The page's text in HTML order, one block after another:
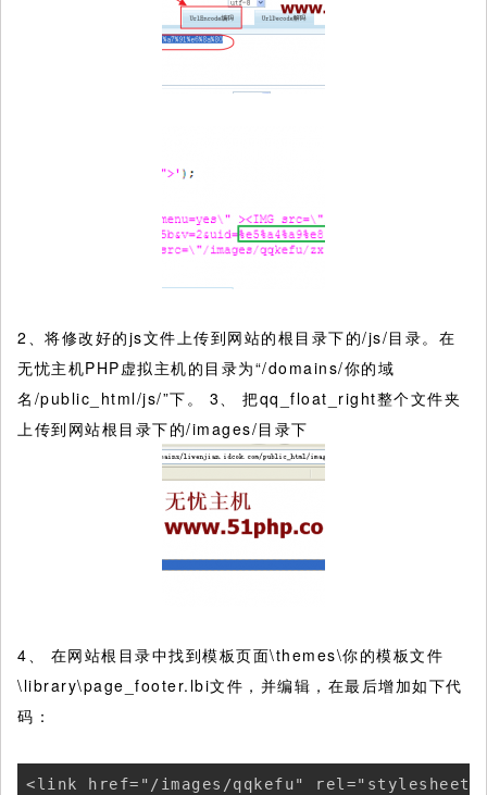
2、将修改好的js文件上传到网站的根目录下的/js/目录。在
无忧主机PHP虚拟主机的目录为“/domains/你的域
名/public_html/js/”下。 3、 把qq_float_right整个文件夹
上传到网站根目录下的/images/目录下
4、 在网站根目录中找到模板页面\themes\你的模板文件
\library\page_footer.lbi文件，并编辑，在最后增加如下代
码：
<link href="/images/qqkefu"